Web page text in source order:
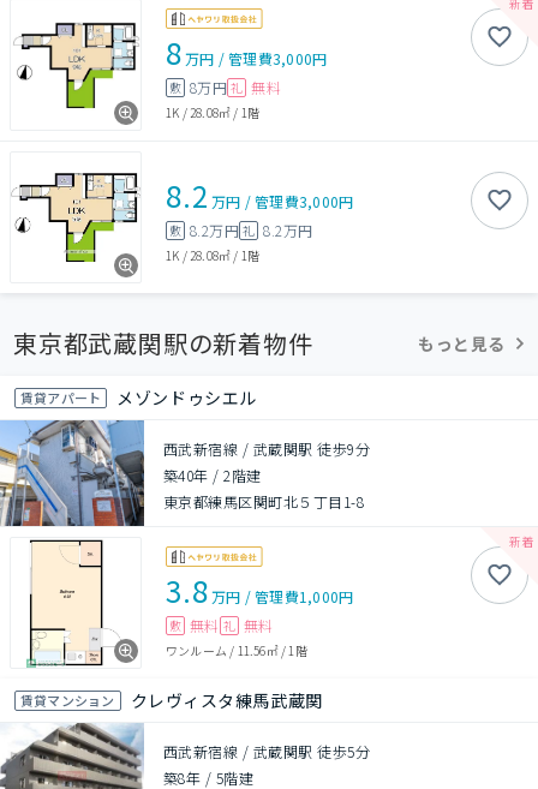
8万円 /管理費3,000円
敷 8万円 礼 無料
1K /28.08㎡ / 1階
8.2 万円 /管理費3,000円
敷 8.2万円礼 8.2万円
1K / 28.08㎡ / 1階
東京都武蔵関駅の新着物件 もっと見る
賃貸アパート メゾンドゥシエル
西武新宿線 / 武蔵関駅 徒歩9分
築40年 /2階建
東京都練馬区関町北５丁目1-8
3.8万円 /管理費1,000円
敷 無料 礼 無料
ワンルーム / 11.56㎡/1階
賃貸マンション クレヴィスタ練馬武蔵関
西武新宿線 / 武蔵関駅 徒歩5分
築8年 / 5階建